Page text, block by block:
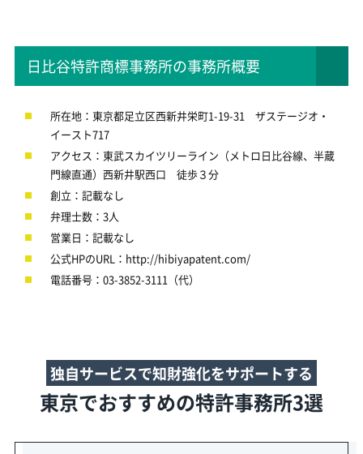
日比谷特許商標事務所の事務所概要
所在地：東京都足立区西新井栄町1-19-31 ザステージオ・
イースト717
アクセス：東武スカイツリーライン（メトロ日比谷線、半蔵
門線直通）西新井駅西口 徒歩３分
創立：記載なし
弁理士数：3人
営業日：記載なし
公式HPのURL：http://hibiyapatent.com/
電話番号：03-3852-3111（代）
独自サービスで知財強化をサポートする
東京でおすすめの特許事務所3選